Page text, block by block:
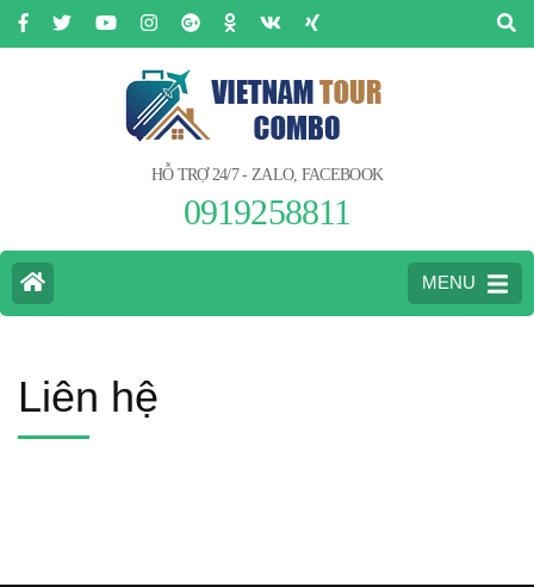
HỖ TRỢ 24/7 - ZALO, FACEBOOK
0919258811
MENU
Liên hệ